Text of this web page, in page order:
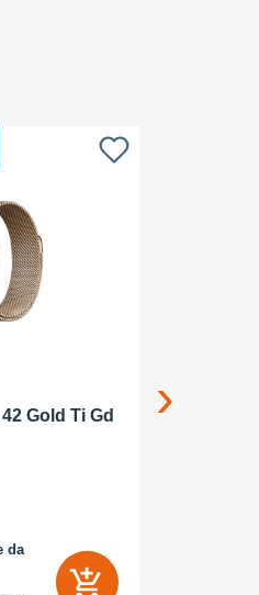
Gold Ti Gd
da